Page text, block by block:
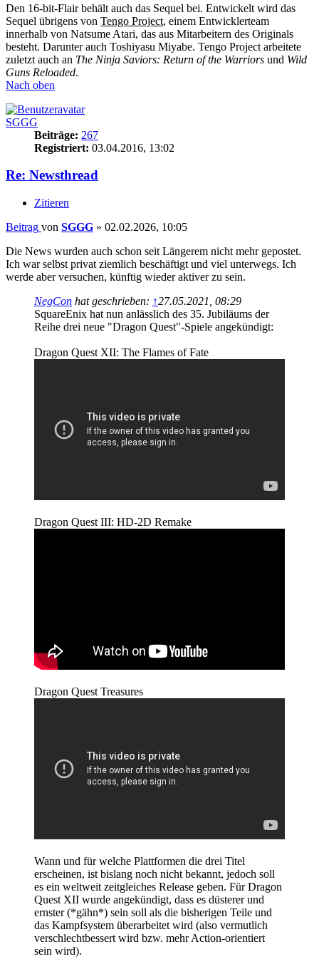
Den 16-bit-Flair behält auch das Sequel bei. Entwickelt wird das
Sequel übrigens von Tengo Project, einem Entwicklerteam
innerhalb von Natsume Atari, das aus Mitarbeitern des Originals
besteht. Darunter auch Toshiyasu Miyabe. Tengo Project arbeitete
zuletzt auch an The Ninja Saviors: Return of the Warriors und Wild
Guns Reloaded.
Nach oben
SGGG
Beiträge: 267
Registriert: 03.04.2016, 13:02
Re: Newsthread
Zitieren
Beitrag von SGGG » 02.02.2026, 10:05
Die News wurden auch schon seit Längerem nicht mehr gepostet.
Ich war selbst privat ziemlich beschäftigt und viel unterwegs. Ich
werde aber versuchen, künftig wieder aktiver zu sein.
NegCon hat geschrieben: ↑27.05.2021, 08:29
SquareEnix hat nun anlässlich des 35. Jubiläums der
Reihe drei neue "Dragon Quest"-Spiele angekündigt:
Dragon Quest XII: The Flames of Fate
Dragon Quest III: HD-2D Remake
Dragon Quest Treasures
Wann und für welche Plattformen die drei Titel
erscheinen, ist bislang noch nicht bekannt, jedoch soll
es ein weltweit zeitgleiches Release geben. Für Dragon
Quest XII wurde angekündigt, dass es düsterer und
ernster (*gähn*) sein soll als die bisherigen Teile und
das Kampfsystem überarbeitet wird (also vermutlich
verschlechtbessert wird bzw. mehr Action-orientiert
sein wird).